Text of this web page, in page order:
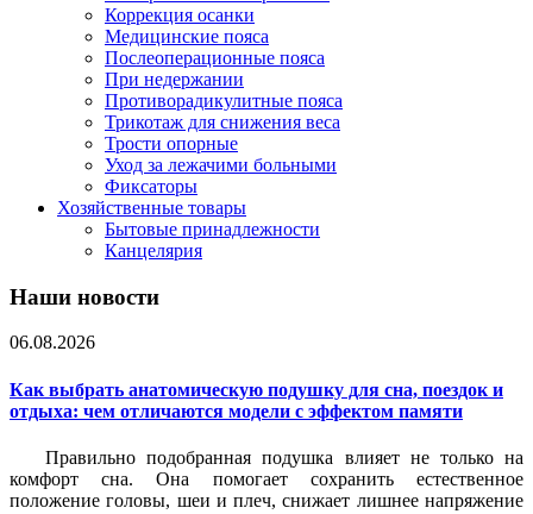
Коррекция осанки
Медицинские пояса
Послеоперационные пояса
При недержании
Противорадикулитные пояса
Трикотаж для снижения веса
Трости опорные
Уход за лежачими больными
Фиксаторы
Хозяйственные товары
Бытовые принадлежности
Канцелярия
Наши новости
06.08.2026
Как выбрать анатомическую подушку для сна, поездок и
отдыха: чем отличаются модели с эффектом памяти
Правильно подобранная подушка влияет не только на
комфорт сна. Она помогает сохранить естественное
положение головы, шеи и плеч, снижает лишнее напряжение